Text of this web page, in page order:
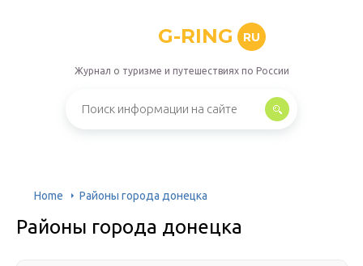
G-RING RU
Журнал о туризме и путешествиях по России
Home Районы города донецка
Районы города донецка